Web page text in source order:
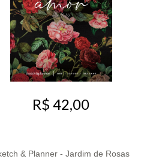
R$ 42,00
& Planner - Jardim de Rosas